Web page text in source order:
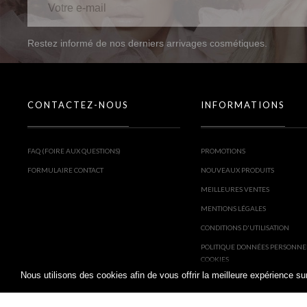
Nous utilisons des cookies afin de vous offrir la meilleure expérience
Restez informé de nos derniers arrivages cosmétiques.
CONTACTEZ-NOUS
FAQ (FOIRE AUX QUESTIONS)
FORMULAIRE CONTACT
INFORMATIONS
PROMOTIONS
NOUVEAUX PRODUITS
MEILLEURES VENTES
MENTIONS LÉGALES
CONDITIONS D'UTILISATION
POLITIQUE DONNÉES
COOKIES
PARTENAIRES : COOKIES,